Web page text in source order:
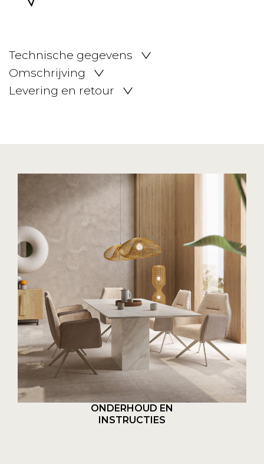
Technische gegevens
Omschrijving
Levering en retour
ONDERHOUD EN
INSTRUCTIES